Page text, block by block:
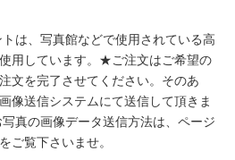
は、写真館などで使用されている高
用しています。★ご注文はご希望の
文を完了させてください。そのあ
像送信システムにて送信して頂きま
真の画像データ送信方法は、ページ
ご覧下さいませ。